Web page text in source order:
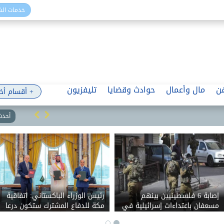
خدمات
+ أقسام مال وأعمال حوادث وقضايا تليفزيون
إبراهيم المعلم في حوار شامل
عن الثقافة والرياضة: الذكاء
الاصطناعي يفيد الثقافة
مسعفان
نابلس
على رخصة